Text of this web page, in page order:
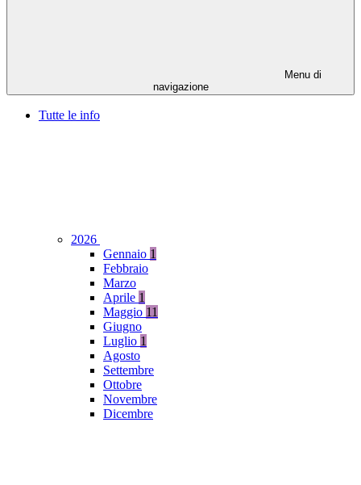
Menu di
navigazione
Tutte le info
2026
Gennaio 1
Febbraio
Marzo
Aprile 1
Maggio 11
Giugno
Luglio 1
Agosto
Settembre
Ottobre
Novembre
Dicembre